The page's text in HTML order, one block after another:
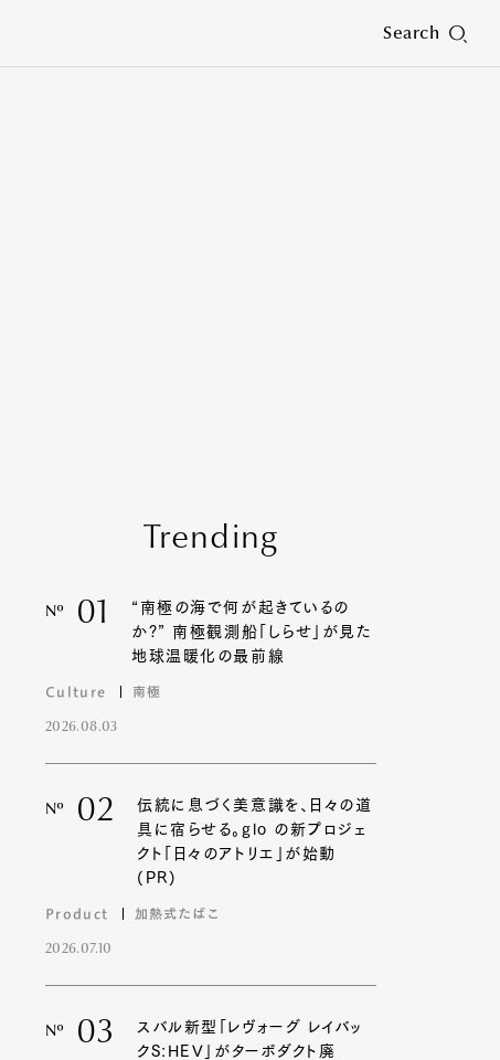
Search
Trending
Nº 01
“南極の海で何が起きているの
か?” 南極観測船「しらせ」が見た
地球温暖化の最前線
Culture 南極
2026.08.03
Nº 02
伝統に息づく美意識を、日々の道
具に宿らせる。glo の新プロジェ
クト「日々のアトリエ」が始動
(PR)
Product 加熱式たばこ
2026.07.10
Nº 03
スバル新型「レヴォーグ レイバッ
クS:HEV」がターボダクト廃